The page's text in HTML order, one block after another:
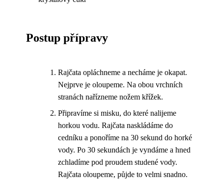
Postup přípravy
Rajčata opláchneme a necháme je okapat.
Nejprve je oloupeme. Na obou vrchních
stranách nařízneme nožem křížek.
Připravíme si misku, do které nalijeme
horkou vodu. Rajčata naskládáme do
cedníku a ponoříme na 30 sekund do horké
vody. Po 30 sekundách je vyndáme a hned
zchladíme pod proudem studené vody.
Rajčata oloupeme, půjde to velmi snadno.